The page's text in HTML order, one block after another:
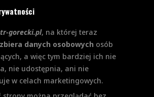
gorecki.pl, na której teraz
danych osobowych osób
a więc tym bardziej ich nie
nie udostępnia, ani nie
w celach marketingowych.